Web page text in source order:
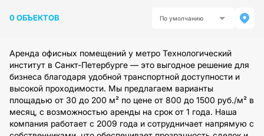
0 ОБЪЕКТОВ По умолчанию
Аренда офисных помещений у метро Технологический
институт в Санкт-Петербурге — это выгодное решение для
бизнеса благодаря удобной транспортной доступности и
высокой проходимости. Мы предлагаем варианты
площадью от 30 до 200 м² по цене от 800 до 1500 руб./м² в
месяц, с возможностью аренды на срок от 1 года. Наша
компания работает с 2009 года и сотрудничает напрямую с